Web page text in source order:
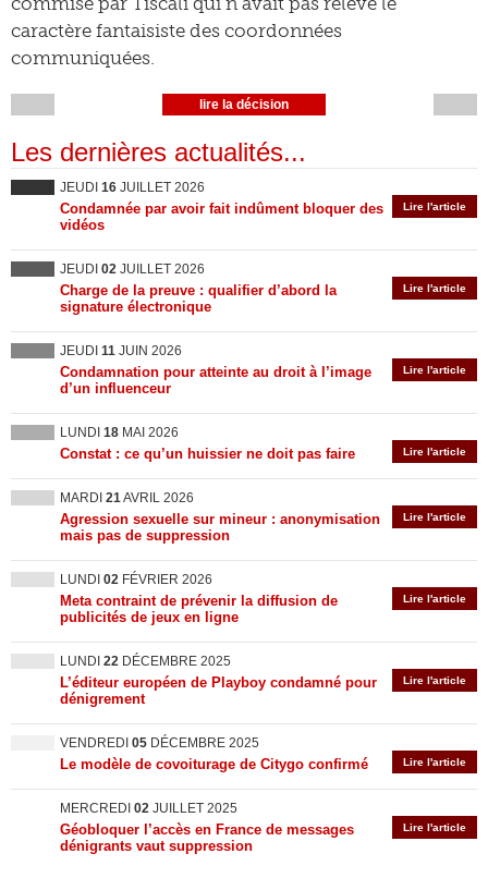
caractère fantaisiste des coordonnées
communiquées.
lire la décision
Les dernières actualités...
JEUDI 16 JUILLET 2026
Lire l'article
Condamnée par avoir fait indûment bloquer des
vidéos
JEUDI 02 JUILLET 2026
Lire l'article
Charge de la preuve : qualifier d’abord la
signature électronique
JEUDI 11 JUIN 2026
Lire l'article
Condamnation pour atteinte au droit à l’image
d’un influenceur
LUNDI 18 MAI 2026
Lire l'article
Constat : ce qu’un huissier ne doit pas faire
MARDI 21AVRIL 2026
Lire l'article
Agression sexuelle sur mineur : anonymisation
mais pas de suppression
LUNDI 02 FÉVRIER 2026
Lire l'article
Meta contraint de prévenir la diffusion de
publicités de jeux en ligne
LUNDI 22 DÉCEMBRE 2025
Lire l'article
L’éditeur européen de Playboy condamné pour
dénigrement
VENDREDI 05 DÉCEMBRE 2025
Lire l'article
Le modèle de covoiturage de Citygo confirmé
MERCREDI 02 JUILLET 2025
Lire l'article
Géobloquer l’accès en France de messages
dénigrants vaut suppression